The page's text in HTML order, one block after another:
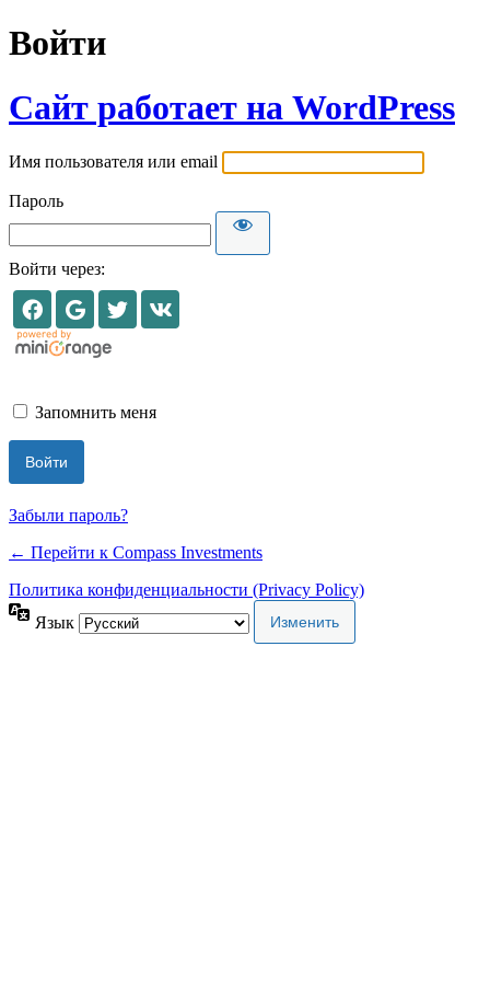
Войти
Сайт работает на WordPress
Имя пользователя или email
Пароль
Войти через:
Запомнить меня
Забыли пароль?
← Перейти к Compass Investments
Политика конфиденциальности (Privacy Policy)
Язык